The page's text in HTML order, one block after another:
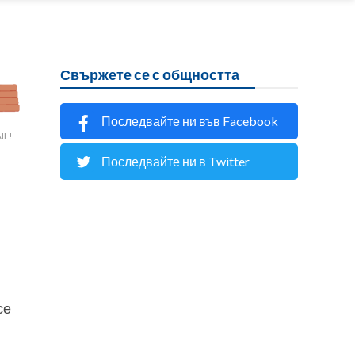
Свържете се с общността
Последвайте ни във Facebook
Последвайте ни в Twitter